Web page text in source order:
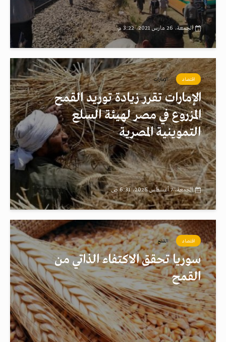
الجمعة، 26 مارس 2021، 3:22 م
اقتصاد الإمارات
الإمارات تقرر زيادة توريد القمح
المزروع في مصر لهيئة السلع
التموينية المصرية
الجمعة، 7 أغسطس 2026، 6:31 ص
اقتصاد القمح
سوريا تحقق الاكتفاء الذاتي من
القمح